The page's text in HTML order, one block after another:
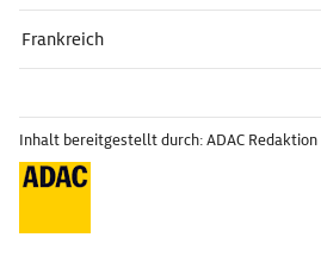
Frankreich
Inhalt bereitgestellt durch: ADAC Redaktion